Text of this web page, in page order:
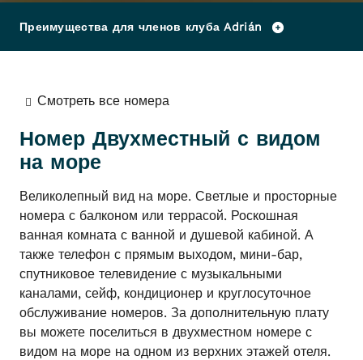
Преимущества для членов клуба Adrián
Смотреть все номера
Номер Двухместный с видом
на море
Великолепный вид на море. Светлые и просторные
номера с балконом или террасой. Роскошная
ванная комната с ванной и душевой кабиной. А
также телефон с прямым выходом, мини-бар,
спутниковое телевидение с музыкальными
каналами, сейф, кондиционер и круглосуточное
обслуживание номеров. За дополнительную плату
вы можете поселиться в двухместном номере с
видом на море на одном из верхних этажей отеля.